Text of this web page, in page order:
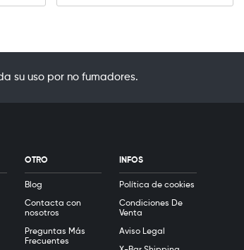
su uso por no fumadores.
OTRO
Blog
Contacta con
nosotros
Preguntas Más
Frecuentes
INFOS
Política de cookies
Condiciones De
Venta
Aviso Legal